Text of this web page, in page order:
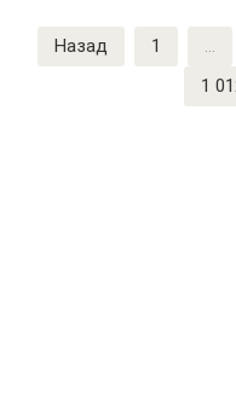
Пагинация
записей
Назад 1 …
1